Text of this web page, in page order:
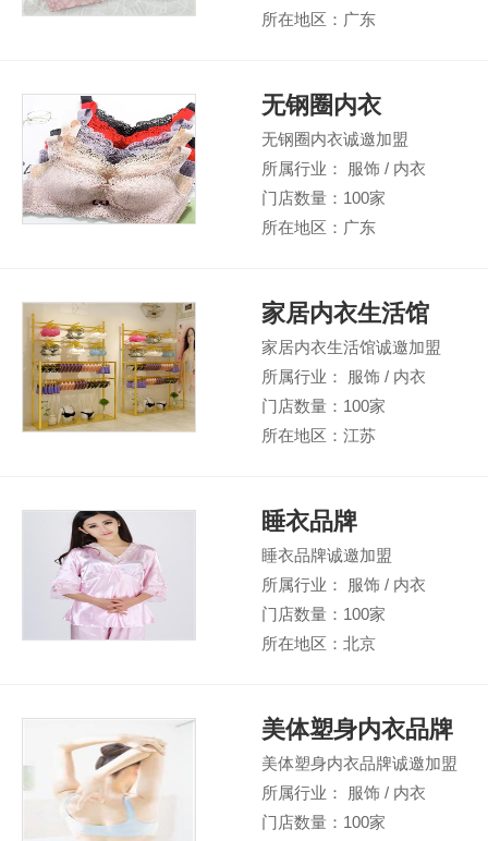
所在地区：广东
无钢圈内衣
无钢圈内衣诚邀加盟
所属行业： 服饰 / 内衣
门店数量：100家
所在地区：广东
家居内衣生活馆
家居内衣生活馆诚邀加盟
所属行业： 服饰 / 内衣
门店数量：100家
所在地区：江苏
睡衣品牌
睡衣品牌诚邀加盟
所属行业： 服饰 / 内衣
门店数量：100家
所在地区：北京
美体塑身内衣品牌
美体塑身内衣品牌诚邀加盟
所属行业： 服饰 / 内衣
门店数量：100家